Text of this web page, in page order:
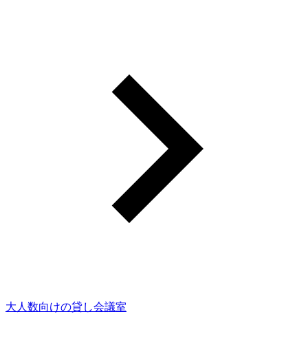
大人数向けの貸し会議室